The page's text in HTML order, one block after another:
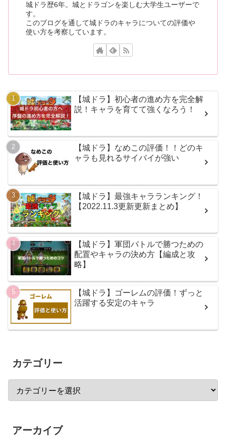
城ドラ歴6年。城とドラゴンを楽しむ大学生ユーザーで
す。
このブログを通して城ドラのキャラについての評価や
使い方を考察しています。
【城ドラ】初心者の進め方を完全解
説！キャラを育てて強くなろう！
【城ドラ】なめこの評価！！どのキ
ャラも見れるサイバイが強い
【城ドラ】最強キャラランキング！
【2022.11.3更新更新まとめ】
【城ドラ】軍団バトルで勝つための
配置やキャラの決め方【編成と攻
略】
【城ドラ】ゴーレムの評価！ずっと
活躍する安定のキャラ
カテゴリー
アーカイブ